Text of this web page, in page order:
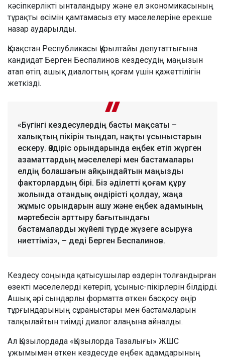
кәсіпкерлікті ынталандыру және ел экономикасының
тұрақты өсімін қамтамасыз ету мәселелеріне ерекше
назар аударылды.
Қазақстан Республикасы Құрылтайы депутаттығына
кандидат Берген Беспалинов кездесудің маңызын
атап өтіп, ашық диалогтың қоғам үшін қажеттілігін
жеткізді.
«Бүгінгі кездесулердің басты мақсаты –
халықтың пікірін тыңдап, нақты ұсыныстарын
ескеру. Өндіріс орындарында еңбек етіп жүрген
азаматтардың мәселелері мен бастамалары
елдің болашағын айқындайтын маңызды
факторлардың бірі. Біз әділетті қоғам құру
жолында отандық өндірісті қолдау, жаңа
жұмыс орындарын ашу және еңбек адамының
мәртебесін арттыру бағытындағы
бастамаларды жүйелі түрде жүзеге асыруға
ниеттіміз», – деді Берген Беспалинов.
Кездесу соңында қатысушылар өздерін толғандырған
өзекті мәселелерді көтеріп, ұсыныс-пікірлерін білдірді.
Ашық әрі сындарлы форматта өткен басқосу өңір
тұрғындарының сұраныстары мен бастамаларын
талқылайтын тиімді диалог алаңына айналды.
Ал Қызылордада «Қызылорда Тазалығы» ЖШС
ұжымымен өткен кездесуде еңбек адамдарының